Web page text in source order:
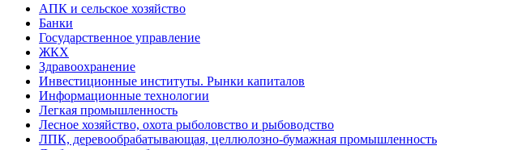
АПК и сельское хозяйство
Банки
Государственное управление
ЖКХ
Здравоохранение
Инвестиционные институты. Рынки капиталов
Информационные технологии
Легкая промышленность
Лесное хозяйство, охота рыболовство и рыбоводство
ЛПК, деревообрабатывающая, целлюлозно-бумажная промышленность